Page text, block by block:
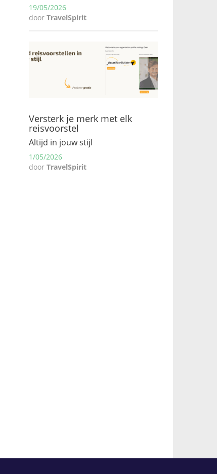
19/05/2026
door TravelSpirit
Versterk je merk met elk
reisvoorstel
Altijd in jouw stijl
1/05/2026
door TravelSpirit